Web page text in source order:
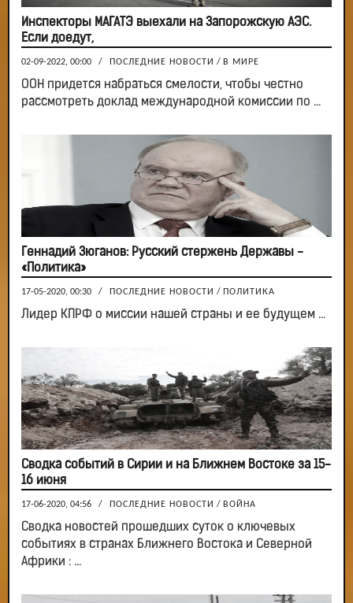
Инспекторы МАГАТЭ выехали на Запорожскую АЭС.
Если доедут,
02-09-2022, 00:00 / ПОСЛЕДНИЕ НОВОСТИ / В МИРЕ
ООН придется набраться смелости, чтобы честно
рассмотреть доклад международной комиссии по ...
Геннадий Зюганов: Русский стержень Державы -
«Политика»
17-05-2020, 00:30 / ПОСЛЕДНИЕ НОВОСТИ / ПОЛИТИКА
Лидер КПРФ о миссии нашей страны и ее будущем ...
Сводка событий в Сирии и на Ближнем Востоке за 15-
16 июня
17-06-2020, 04:56 / ПОСЛЕДНИЕ НОВОСТИ / ВОЙНА
Сводка новостей прошедших суток о ключевых
событиях в странах Ближнего Востока и Северной
Африки : ...